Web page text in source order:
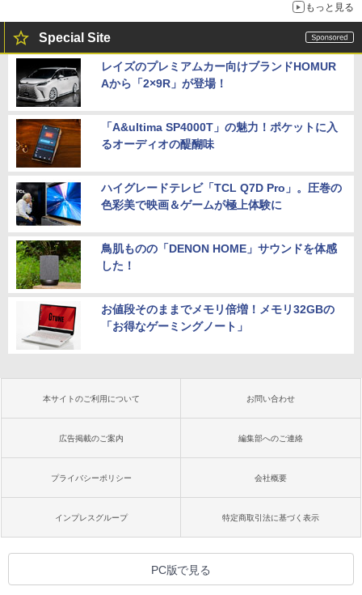
もっと見る
Special Site
レイズのプレミアムカー向けブランドHOMUR
Aから「2×9R」が登場！
「A&ultima SP4000T」の魅力！ポケットに入
るオーディオの醍醐味
ハイグレードテレビ「TCL Q7D Pro」。圧巻の
色彩美で映画＆ゲームが極上体験に
鳥肌ものの「DENON HOME」サウンドを体感
した！
お値段そのままでメモリ倍増！メモリ32GBの
「お得なゲーミングノート」
本サイトのご利用について お問い合わせ
広告掲載のご案内 編集部へのご連絡
プライバシーポリシー 会社概要
インプレスグループ 特定商取引法に基づく表示
PC版で見る